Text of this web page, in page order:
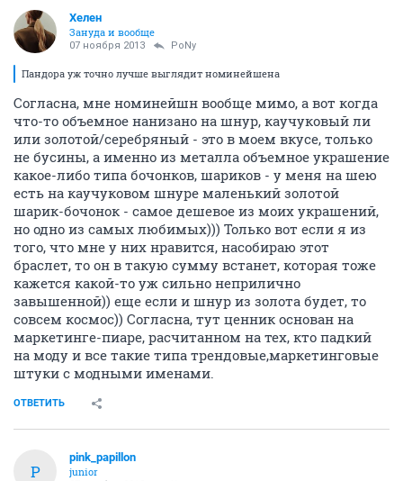
Хелен
Зануда и вообще
07 ноября 2013 PoNy
Пандора уж точно лучше выглядит номинейшена
Согласна, мне номинейшн вообще мимо, а вот когда
что-то объемное нанизано на шнур, каучуковый ли
или золотой/серебряный - это в моем вкусе, только
не бусины, а именно из металла объемное украшение
какое-либо типа бочонков, шариков - у меня на шею
есть на каучуковом шнуре маленький золотой
шарик-бочонок - самое дешевое из моих украшений,
но одно из самых любимых))) Только вот если я из
того, что мне у них нравится, насобираю этот
браслет, то он в такую сумму встанет, которая тоже
кажется какой-то уж сильно неприлично
завышенной)) еще если и шнур из золота будет, то
совсем космос)) Согласна, тут ценник основан на
маркетинге-пиаре, расчитанном на тех, кто падкий
на моду и все такие типа трендовые,маркетинговые
штуки с модными именами.
ОТВЕТИТЬ
P
pink_papillon
junior